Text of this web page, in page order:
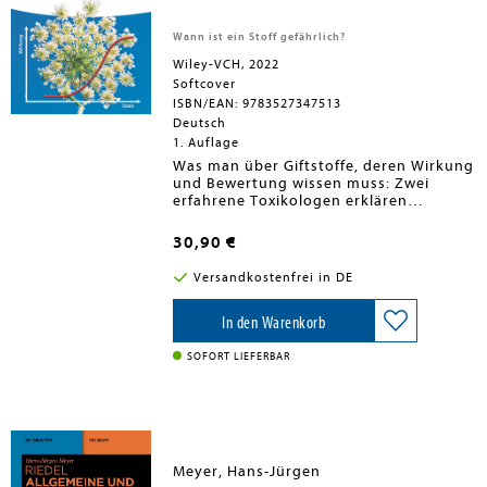
Fraktionierung sind dabei, die
Kernpunkte jedes Kapitels sind am Ende
zusammengefasst und ein Glossar ist
eingefügt.
Wann ist ein Stoff gefährlich?
Wiley-VCH, 2022
Softcover
ISBN/EAN: 9783527347513
Deutsch
1. Auflage
Was man über Giftstoffe, deren Wirkung
und Bewertung wissen muss: Zwei
erfahrene Toxikologen erklären
zum Schadstoff wird.
Der Schwerpunkt liegt dabei auf den
allgemeinen Grundlagen einer
toxikologischen Untersuchung und
Bewertung von Schadstoffen, sowie den
daraus abgeleiteten
Handlungsempfehlungen. Anhand
bekannter Beispiele aus den letzten
Verfahren ermittelt und welche
30,90 €
Versandkostenfrei in DE
In den Warenkorb
SOFORT LIEFERBAR
Meyer, Hans-Jürgen